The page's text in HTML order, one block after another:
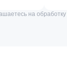
на обработку